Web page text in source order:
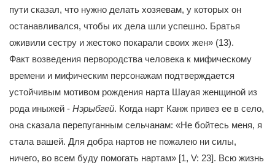
пути сказал, что нужно делать хозяевам, у которых он
останавливался, чтобы их дела шли успешно. Братья
оживили сестру и жестоко покарали своих жен» (13).
Факт возведения первородства человека к мифическому
времени и мифическим персонажам подтверждается
устойчивым мотивом рождения нарта Шауая женщиной из
рода иныжей - Нэрыбгей. Когда нарт Канж привез ее в село,
она сказала перепуганным сельчанам: «Не бойтесь меня, я
стала вашей. Для добра нартов не пожалею ни силы,
ничего, во всем буду помогать нартам» [1, V: 23]. Всю жизнь